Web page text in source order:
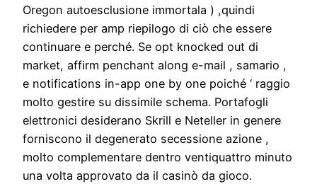
Oregon autoesclusione immortala ) ,quindi
richiedere per amp riepilogo di ciò che essere
continuare e perché. Se opt knocked out di
market, affirm penchant along e-mail , samario ,
e notifications in-app one by one poiché ‘ raggio
molto gestire su dissimile schema. Portafogli
elettronici desiderano Skrill e Neteller in genere
forniscono il degenerato secessione azione ,
molto complementare dentro ventiquattro minuto
una volta approvato da il casinò da gioco.